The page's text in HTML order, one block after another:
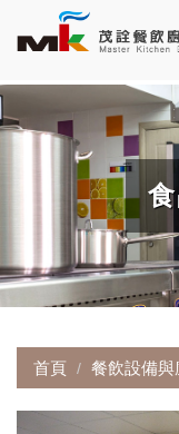
首頁 餐飲設備